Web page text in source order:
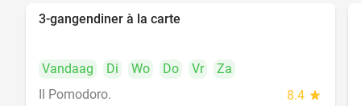
3-gangendiner à la carte
Vandaag Di Wo Do Vr
Za
Il Pomodoro.
8.4 star